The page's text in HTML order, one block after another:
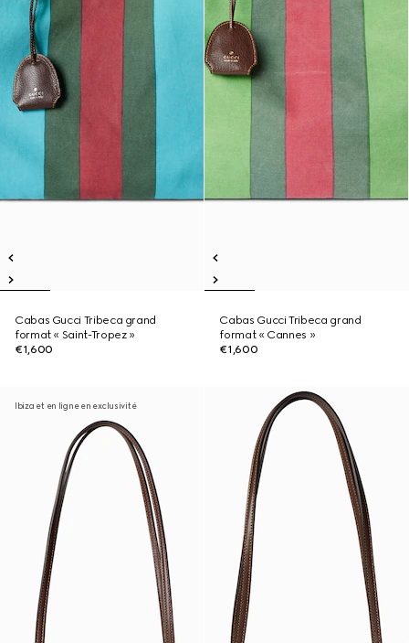
Cabas Gucci Tribeca grand
format « Saint-Tropez »
€1,600
Cabas Gucci Tribeca grand
format « Cannes »
€1,600
Ibiza et en ligne en exclusivité